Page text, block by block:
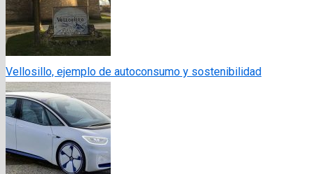
Vellosillo, ejemplo de autoconsumo y sostenibilidad